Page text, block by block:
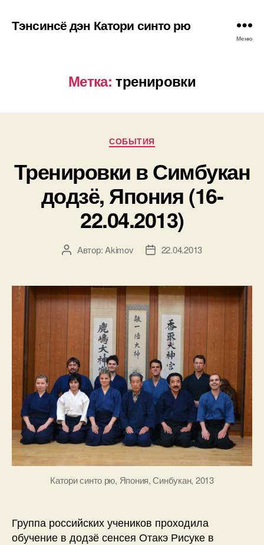
Тэнсинсё дэн Катори синто рю
Меню
Метка: тренировки
Рубрики
СОБЫТИЯ
Тренировки в Симбукан
додзё, Япония (16-
22.04.2013)
АвторАвтор:Akimov
Дата22.04.2013
Катори синто рю, Япония, Синбукан, 2013
Группа российских учеников проходила
обучение в додзё сенсея Отакэ Рисуке в